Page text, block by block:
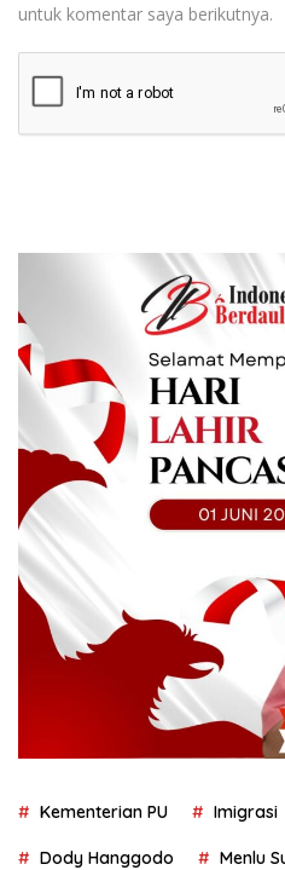
untuk komentar saya berikutnya.
Kementerian PU Imigrasi
Dody Hanggodo Menlu